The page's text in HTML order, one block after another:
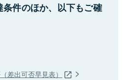
件のほか、以下もご確
差出可否早見表）